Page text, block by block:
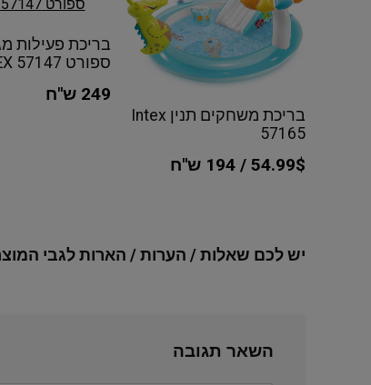
בריכת משחקים תנין Intex
57165
54.99$ / 194 ש"ח
בריכת פעילות
ספורט INTEX 57147
249 ש"ח
יש לכם שאלות / הערות / הארות לגבי
השאר תגובה